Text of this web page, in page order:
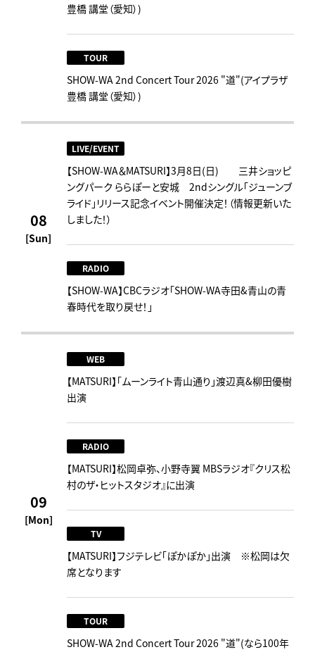
豊橋 講堂（愛知）)
TOUR
SHOW-WA 2nd Concert Tour 2026 "道"(アイプラザ
豊橋 講堂（愛知）)
08
[Sun]
LIVE/EVENT
【SHOW-WA＆MATSURI】3月8日(日) 三井ショッピ
ングパーク ららぽーと安城 2ndシングル「ジューンブ
ライド」リリース記念イベント開催決定！（情報更新いた
しました！）
RADIO
【SHOW-WA】CBCラジオ｢SHOW-WA寺田&青山の青
春時代を取り戻せ！｣
09
[Mon]
WEB
【MATSURI】「ムーンライト青山通り」渡辺真&柳田優樹
出演
RADIO
【MATSURI】松岡卓弥、小野寺翼 MBSラジオ『クリス松
村のザ・ヒットスタジオ』に出演
TV
【MATSURI】フジテレビ「ぽかぽか」出演 ※松岡は欠
席となります
TOUR
SHOW-WA 2nd Concert Tour 2026 "道"(なら100年